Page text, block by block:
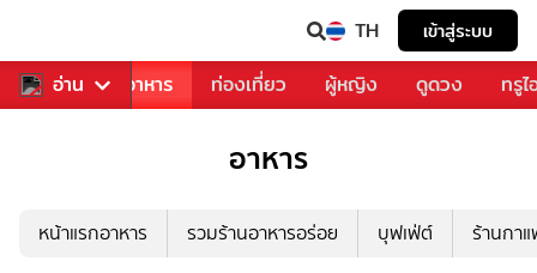
TH เข้าสู่ระบบ
อ่าน
การเพลง อาหาร ท่องเที่ยว ผู้หญิง ดูดวง ทรู
อาหาร
หน้าแรกอาหาร รวมร้านอาหารอร่อย บุฟเฟ่ต์ ร้านกา